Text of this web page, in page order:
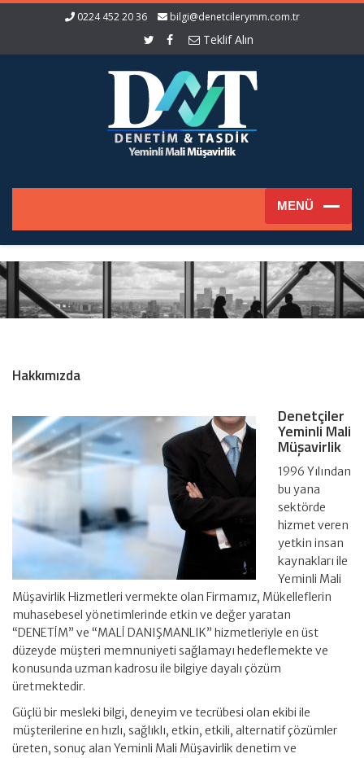
0224 452 20 36 bilgi@denetcilerymm.com.tr
Teklif Alın
Hakkımızda
Denetçiler
Yeminli Mali
Müşavirlik
1996 Yılından
bu yana
sektörde
hizmet veren
yetkin insan
kaynakları ile
Yeminli Mali
Müşavirlik Hizmetleri vermekte olan Firmamız, Mükelleflerin
muhasebesel yönetimlerinde etkin ve değer yaratan
“DENETİM” ve “MALİ DANIŞMANLIK” hizmetleriyle en üst
düzeyde müşteri memnuniyeti sağlamayı hedeflemekte ve
konusunda uzman kadrosu ile bilgiye dayalı çözüm
üretmektedir.
Güçlü bir mesleki bilgi, deneyim ve tecrübesi olan ekibi ile
müşterilerine en hızlı, sağlıklı, etkin, etkili, alternatif çözümler
üreten, sonuç alan Yeminli Mali Müşavirlik denetim ve